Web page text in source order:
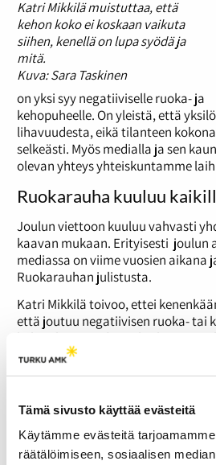
Tämä sivusto käyttää evästeitä
Käytämme evästeitä
räätälöimiseen, sosiaalisen
Katri Mikkilä muistuttaa, että
kehon koko ei koskaan vaikuta
siihen, kenellä on lupa syödä ja
mitä.
Kuva: Sara Taskinen
on yksi syy negatiiviselle ruoka- ja
kehopuheelle. On yleistä, että
lihavuudesta, eikä tilanteen
selkeästi. Myös medialla ja sen
olevan yhteys yhteiskuntamme
Ruokarauha kuuluu
Joulun viettoon kuuluu vahvasti
kaavan mukaan. Erityisesti joulun
mediassa on viime vuosien aikana
Ruokarauhan julistusta.
Katri Mikkilä toivoo, ettei
että joutuu negatiivisen ruoka- tai
kohteeksi. ‘’Meidän tulee kiinnittää
minkälaista ruokapuhetta
puhumme ruuasta.’’
muut ihmiset käsittelevät milläkin
tuntuva negatiivinen kommentti
merkittävä.